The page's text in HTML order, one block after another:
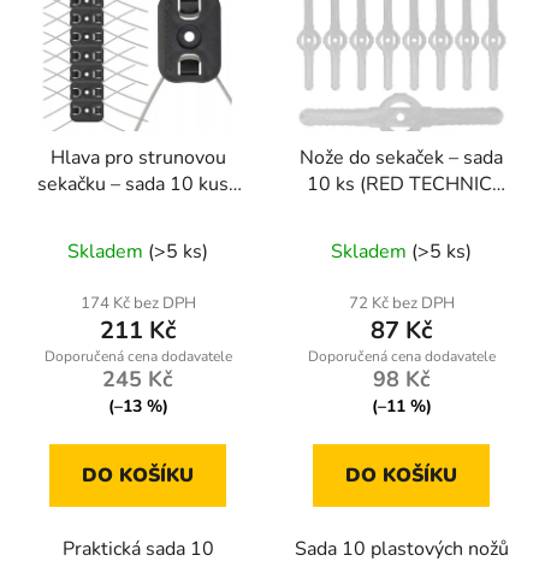
Hlava pro strunovou
sekačku – sada 10 kusů
hodnocení
produktu
je
5,0
z
hvězdiček.
Skladem (>5 ks)
174 Kč bez DPH
211 Kč
245 Kč
(–13 %)
DO KOŠÍKU
Praktická sada 10
Nože do sekaček – sada
10 ks (RED TECHNIC,
mm)
Skladem (>5 ks)
72 Kč bez DPH
87 Kč
98 Kč
(–11 %)
DO KOŠÍKU
Sada 10 plastových nožů